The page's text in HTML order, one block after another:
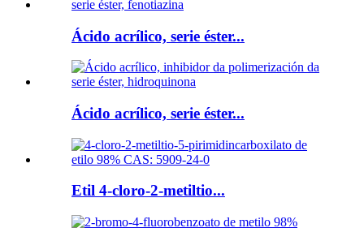
Ácido acrílico, serie éster...
Ácido acrílico, serie éster...
Etil 4-cloro-2-metiltio...